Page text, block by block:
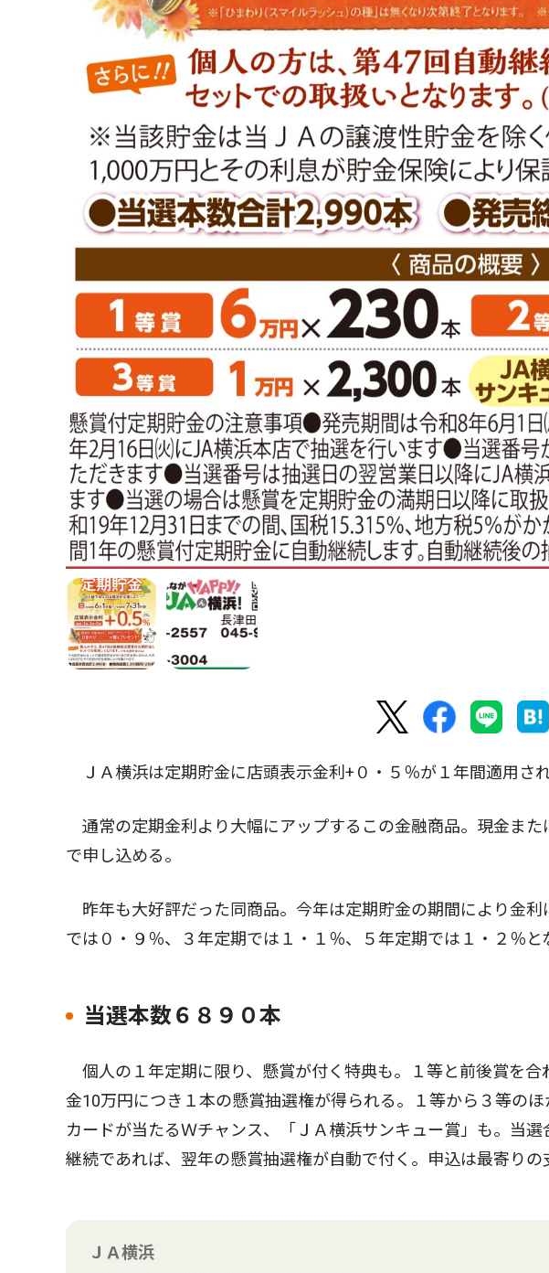
ＪＡ横浜は定期貯金に店頭表示金利+０・５％が１年間適用さ
通常の定期金利より大幅にアップするこの金融商品。現金ま
で申し込める。
昨年も大好評だった同商品。今年は定期貯金の期間により金利
では０・９％、３年定期では１・１％、５年定期では１・２％と
当選本数６８９０本
個人の１年定期に限り、懸賞が付く特典も。１等と前後賞を
金10万円につき１本の懸賞抽選権が得られる。１等から３等の
カードが当たるＷチャンス、「ＪＡ横浜サンキュー賞」も。当
継続であれば、翌年の懸賞抽選権が自動で付く。申込は最寄りの
ＪＡ横浜